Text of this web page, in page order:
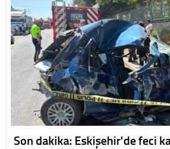
Son dakika: Eskişehir'de feci